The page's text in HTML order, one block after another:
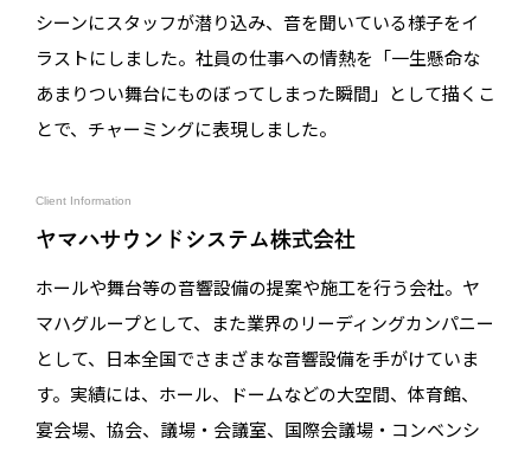
シーンにスタッフが潜り込み、音を聞いている様子をイ
ラストにしました。社員の仕事への情熱を「一生懸命な
あまりつい舞台にものぼってしまった瞬間」として描くこ
とで、チャーミングに表現しました。
Client Information
ヤマハサウンドシステム株式会社
ホールや舞台等の音響設備の提案や施工を行う会社。ヤ
マハグループとして、また業界のリーディングカンパニー
として、日本全国でさまざまな音響設備を手がけていま
す。実績には、ホール、ドームなどの大空間、体育館、
宴会場、協会、議場・会議室、国際会議場・コンベンシ